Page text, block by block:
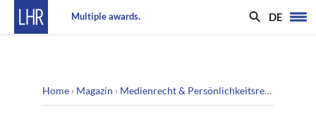
Multiple awards. DE
Home › Magazin › Medienrecht & Persönlichkeitsrecht